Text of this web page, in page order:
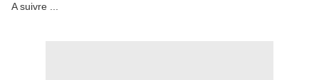
A suivre ...